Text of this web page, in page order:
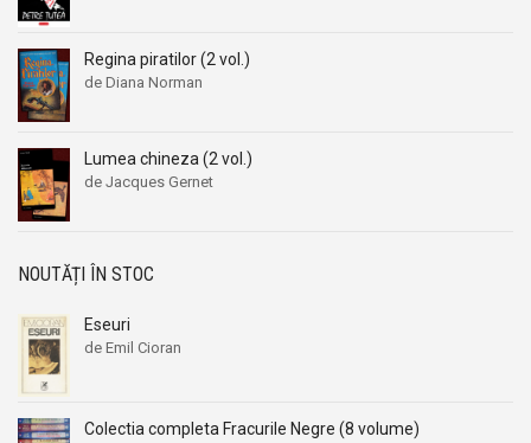
Regina piratilor (2 vol.)
de Diana Norman
Lumea chineza (2 vol.)
de Jacques Gernet
NOUTĂȚI ÎN STOC
Eseuri
de Emil Cioran
Colectia completa Fracurile Negre (8 volume)